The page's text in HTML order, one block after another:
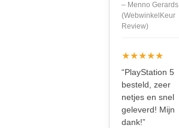
– Menno Gerards
(WebwinkelKeur
Review)
★★★★★
“PlayStation 5
besteld, zeer
netjes en snel
geleverd! Mijn
dank!”